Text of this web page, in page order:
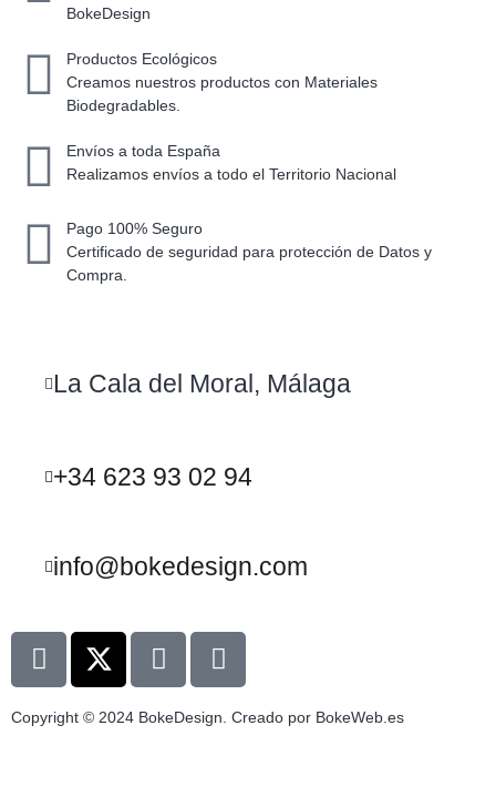
BokeDesign
Productos Ecológicos
Creamos nuestros productos con Materiales
Biodegradables.
Envíos a toda España
Realizamos envíos a todo el Territorio Nacional
Pago 100% Seguro
Certificado de seguridad para protección de Datos y
Compra.
La Cala del Moral, Málaga
+34 623 93 02 94
info@bokedesign.com
Copyright © 2024 BokeDesign. Creado por BokeWeb.es